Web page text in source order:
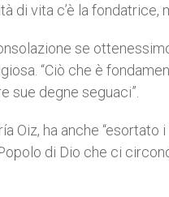
di vita c’è la fondatrice,
se
“Ciò che è
sue degne seguaci”.
Oiz, ha anche
di Dio che ci